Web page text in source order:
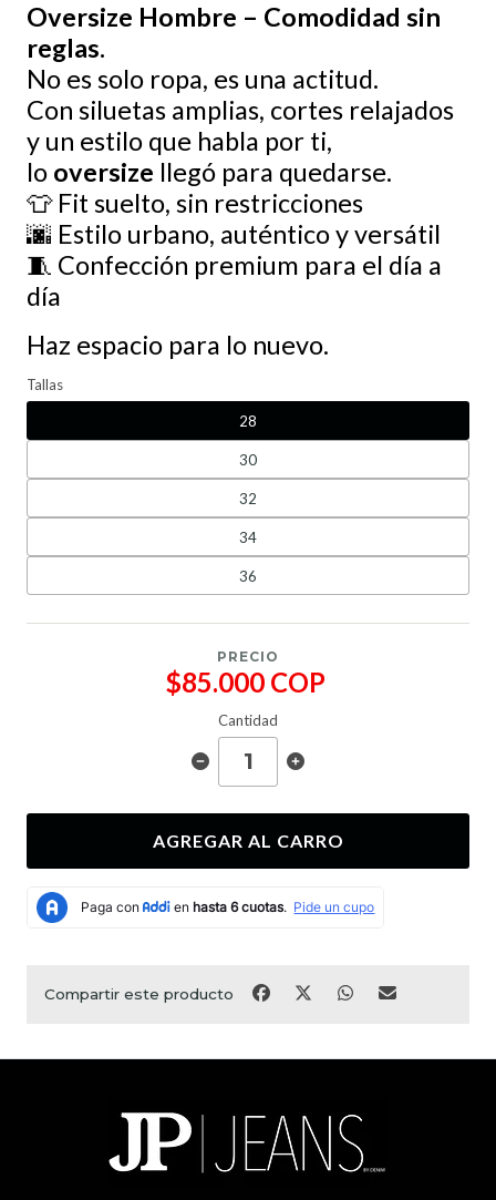
Oversize Hombre – Comodidad sin
reglas.
No es solo ropa, es una actitud.
Con siluetas amplias, cortes relajados
y un estilo que habla por ti,
lo oversize llegó para quedarse.
👕 Fit suelto, sin restricciones
🌆 Estilo urbano, auténtico y versátil
🧵 Confección premium para el día a
día
Haz espacio para lo nuevo.
Tallas
28
30
32
34
36
PRECIO
$85.000 COP
Cantidad
AGREGAR AL CARRO
Compartir este producto